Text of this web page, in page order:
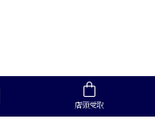
店頭受取